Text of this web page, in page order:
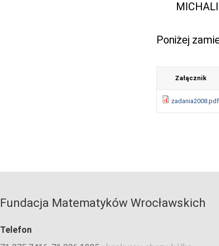
Poniżej
Załącznik
zadania2008.pdf
Fundacja Matematyków Wrocławskich
Telefon